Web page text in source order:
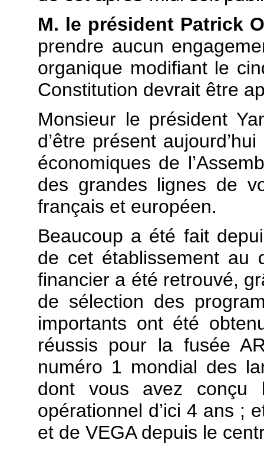
M. le président Patrick
prendre aucun
organique modifiant le
Constitution devrait être
Monsieur le président
d’être présent
économiques de
des grandes lignes de
français et européen.
Beaucoup a été fait
de cet établissement au
financier a été retrouvé,
de sélection des
importants ont été
réussis pour la fusée
numéro 1 mondial des
dont vous avez conçu
opérationnel d’ici 4 ans ;
et de VEGA depuis le